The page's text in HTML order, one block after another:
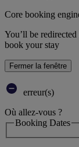
Core booking
You’ll be
book your stay
Fermer la fenêtre
erreur(s)
Où allez-vous ?
Booking Dates